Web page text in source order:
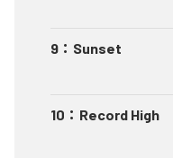
9 ： Sunset
10 ： Record High